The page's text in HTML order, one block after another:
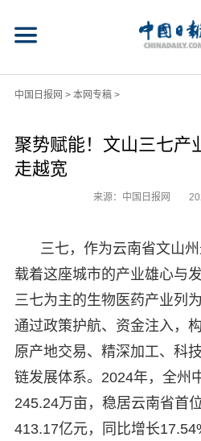
中国日报网 > 本网专稿>
聚势赋能！文山三七产
走越宽
来源：中国日报网
三七，作为云南省文山
载着这座城市的产业雄心与
三七为主的生物医药产业列
通过政策护航、资金注入，
原产地交易、精深加工、科
链发展体系。2024年，全州
245.24万亩，稳居云南省首
413.17亿元，同比增长